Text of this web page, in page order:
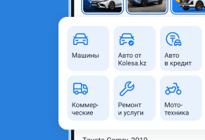
Общая информация
Комментарий продавца
Казахстаном в мире автозапчастей.
Мы занимаемся поставками
техники напрямую из Японии, из